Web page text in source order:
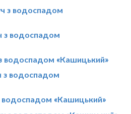
з водоспадом
з водоспадом
водоспадом «Кашицький»
з водоспадом
водоспадом «Кашицький»